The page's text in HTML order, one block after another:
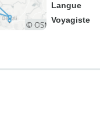
Langue
Voyagiste